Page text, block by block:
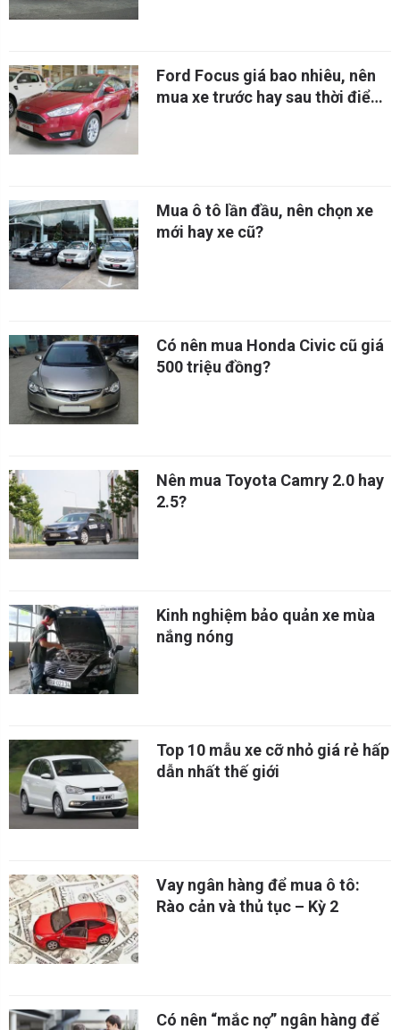
Ford Focus giá bao nhiêu, nên
mua xe trước hay sau thời điểm
Mua ô tô lần đầu, nên chọn xe
mới hay xe cũ?
Có nên mua Honda Civic cũ giá
500 triệu đồng?
Nên mua Toyota Camry 2.0 hay
2.5?
Kinh nghiệm bảo quản xe mùa
nắng nóng
Top 10 mẫu xe cỡ nhỏ giá rẻ hấp
dẫn nhất thế giới
Vay ngân hàng để mua ô tô:
Rào cản và thủ tục – Kỳ 2
Có nên “mắc nợ” ngân hàng để